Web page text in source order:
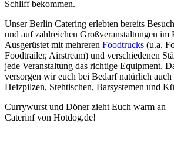
Schliff bekommen.
Unser Berlin Catering erlebten bereits
und auf zahlreichen Großveranstaltungen im
Ausgerüstet mit mehreren Foodtrucks (u.a.
Foodtrailer, Airstream) und verschiedenen
jede Veranstaltung das richtige Equipment.
versorgen wir euch bei Bedarf natürlich
Heizpilzen, Stehtischen, Barsystemen und
Currywurst und Döner zieht Euch warm an
Caterinf von Hotdog.de!